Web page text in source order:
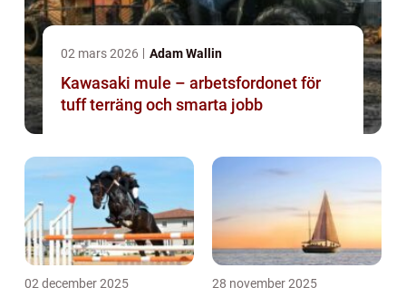
02 mars 2026 Adam Wallin
Kawasaki mule – arbetsfordonet för
tuff terräng och smarta jobb
02 december 2025 28 november 2025